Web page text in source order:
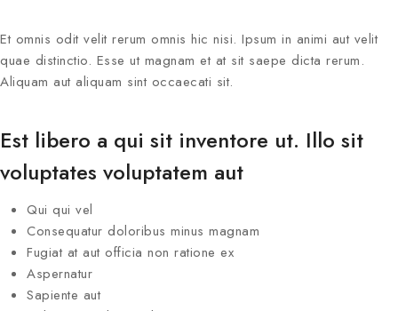
Et omnis odit velit rerum omnis hic nisi. Ipsum in animi aut velit
quae distinctio. Esse ut magnam et at sit saepe dicta rerum.
Aliquam aut aliquam sint occaecati sit.
Est libero a qui sit inventore ut. Illo sit
voluptates voluptatem aut
Qui qui vel
Consequatur doloribus minus magnam
Fugiat at aut officia non ratione ex
Aspernatur
Sapiente aut